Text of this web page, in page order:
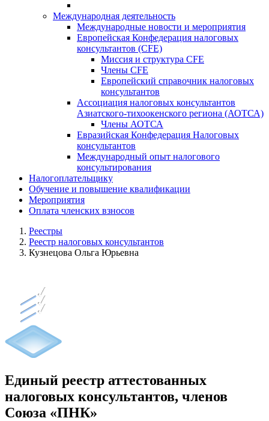
Международная деятельность
Международные новости и мероприятия
Европейская Конфедерация налоговых
консультантов (CFE)
Миссия и структура CFE
Члены CFE
Европейский справочник налоговых
консультантов
Ассоциация налоговых консультантов
Азиатского-тихоокенского региона (АОТСА)
Члены АОТСА
Евразийская Конфедерация Налоговых
консультантов
Международный опыт налогового
консультирования
Налогоплательщику
Обучение и повышение квалификации
Мероприятия
Оплата членских взносов
Реестры
Реестр налоговых консультантов
Кузнецова Ольга Юрьевна
Единый реестр аттестованных
налоговых консультантов, членов
Союза «ПНК»